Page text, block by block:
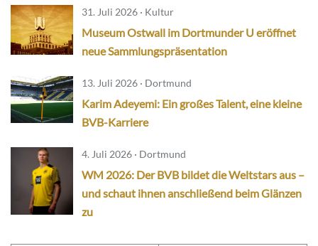
31. Juli 2026 · Kultur
Museum Ostwall im Dortmunder U eröffnet
neue Sammlungspräsentation
13. Juli 2026 · Dortmund
Karim Adeyemi: Ein großes Talent, eine kleine
BVB-Karriere
4. Juli 2026 · Dortmund
WM 2026: Der BVB bildet die Weltstars aus –
und schaut ihnen anschließend beim Glänzen
zu